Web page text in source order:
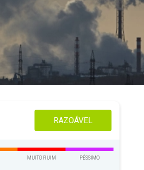
RAZOÁVEL
MUITO RUIM PÉSSIMO